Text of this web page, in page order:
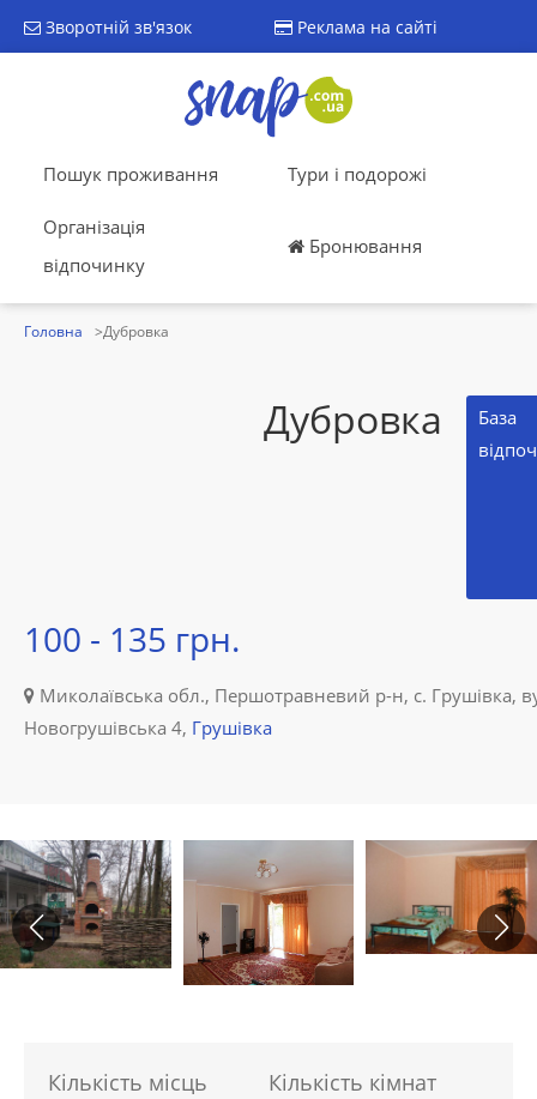
Зворотній зв'язок Реклама на сайті
Пошук проживання Тури і подорожі
Організація
відпочинку
Бронювання
Головна Дубровка
Дубровка
База
100 - 135 грн.
Миколаївська обл., Першотравневий р-н, с. Грушівка,
Новогрушівська 4, Грушівка
Кількість місць
Кількість кімнат